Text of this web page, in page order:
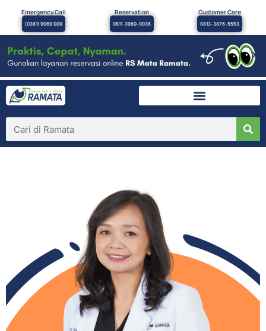
Emergency Call
(0361) 9069 009
Reservation
0811-3960-0036
Customer Care
0813-3876-5553
×